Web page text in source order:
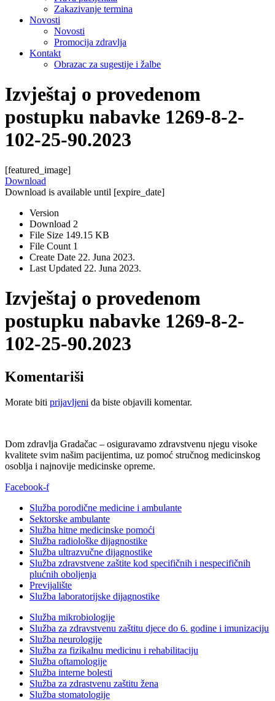
Zakazivanje termina
Novosti
Novosti
Promocija zdravlja
Kontakt
Obrazac za sugestije i žalbe
Izvještaj o provedenom
postupku nabavke 1269-8-2-
102-25-90.2023
[featured_image]
Download
Download is available until [expire_date]
Version
Download 2
File Size 149.15 KB
File Count 1
Create Date 22. Juna 2023.
Last Updated 22. Juna 2023.
Izvještaj o provedenom
postupku nabavke 1269-8-2-
102-25-90.2023
Komentariši
Morate biti prijavljeni da biste objavili komentar.
Dom zdravlja Gradačac – osiguravamo zdravstvenu njegu visoke
kvalitete svim našim pacijentima, uz pomoć stručnog medicinskog
osoblja i najnovije medicinske opreme.
Facebook-f
Služba porodične medicine i ambulante
Sektorske ambulante
Služba hitne medicinske pomoći
Služba radiološke dijagnostike
Služba ultrazvučne dijagnostike
Služba zdravstvene zaštite kod specifičnih i nespecifičnih
plućnih oboljenja
Previjalište
Služba laboratorijske dijagnostike
Služba mikrobiologije
Služba za zdravstvenu zaštitu djece do 6. godine i imunizaciju
Služba neurologije
Služba za fizikalnu medicinu i rehabilitaciju
Služba oftamologije
Služba interne bolesti
Služba za zdrastvenu zaštitu žena
Služba stomatologije